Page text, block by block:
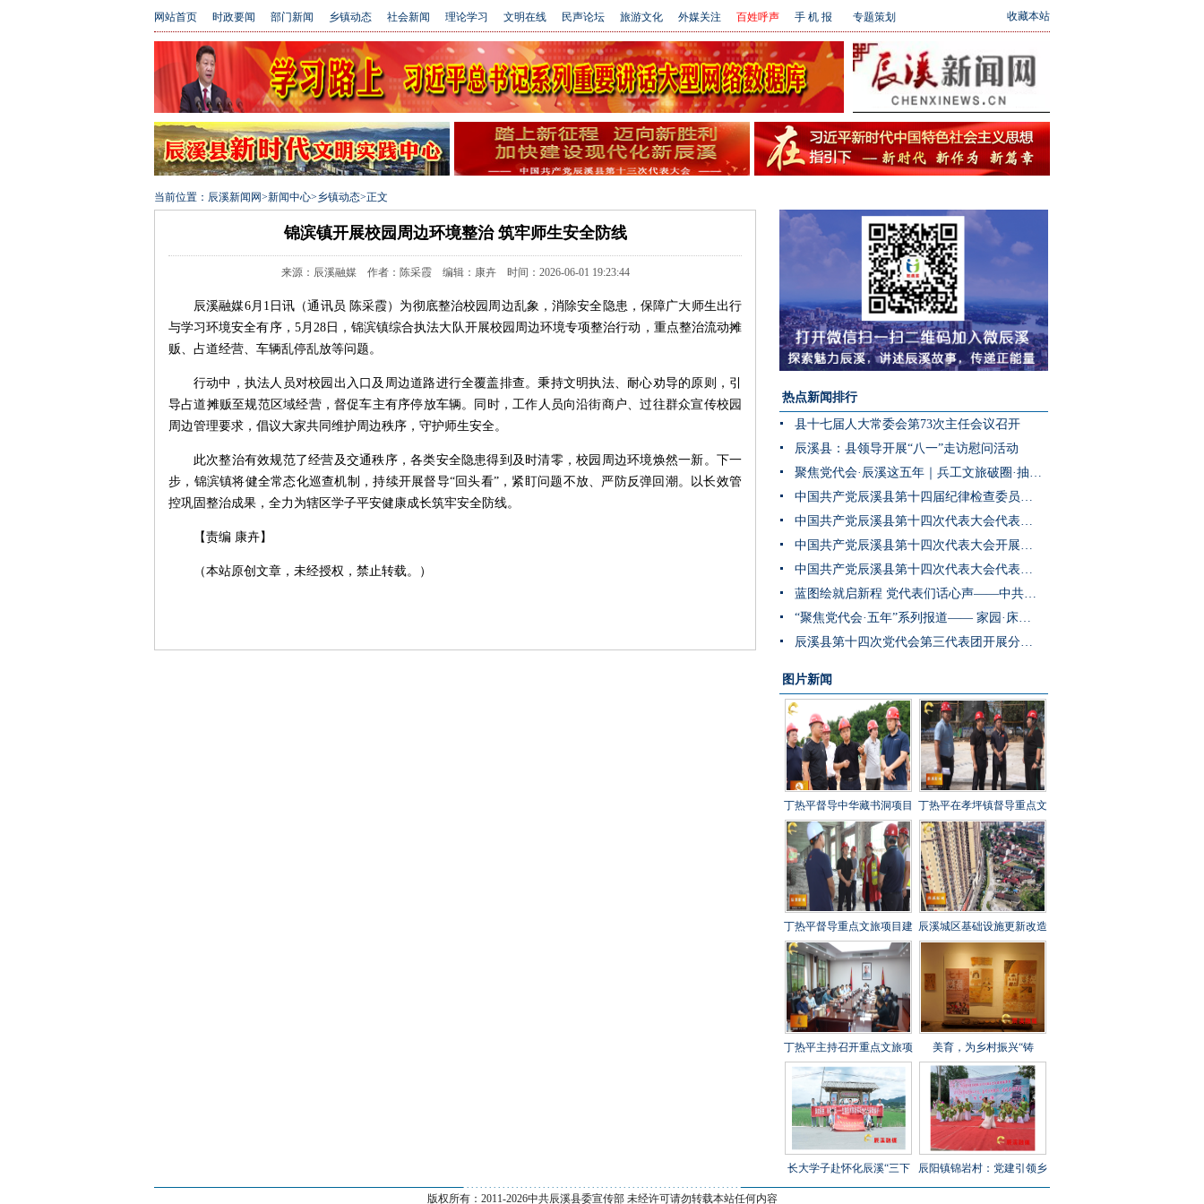
收藏本站
网站首页 时政要闻 部门新闻 乡镇动态 社会新闻 理论学习 文明在线 民声论坛 旅游文化 外媒关注 百姓呼声 手 机 报 专题策划
当前位置： 辰溪新闻网>新闻中心> 乡镇动态>正文
锦滨镇开展校园周边环境整治 筑牢师生安全防线
来源：辰溪融媒 作者：陈采霞 编辑：康卉 时间：2026-06-01 19:23:44
辰溪融媒6月1日讯（通讯员 陈采霞）为彻底整治校园周边乱象，消除安全隐患，保障广大师生出行
与学习环境安全有序，5月28日，锦滨镇综合执法大队开展校园周边环境专项整治行动，重点整治流动摊
贩、占道经营、车辆乱停乱放等问题。
行动中，执法人员对校园出入口及周边道路进行全覆盖排查。秉持文明执法、耐心劝导的原则，引
导占道摊贩至规范区域经营，督促车主有序停放车辆。同时，工作人员向沿街商户、过往群众宣传校园
周边管理要求，倡议大家共同维护周边秩序，守护师生安全。
此次整治有效规范了经营及交通秩序，各类安全隐患得到及时清零，校园周边环境焕然一新。下一
步，锦滨镇将健全常态化巡查机制，持续开展督导“回头看”，紧盯问题不放、严防反弹回潮。以长效管
控巩固整治成果，全力为辖区学子平安健康成长筑牢安全防线。
【责编 康卉】
（本站原创文章，未经授权，禁止转载。）
热点新闻排行
县十七届人大常委会第73次主任会议召开
辰溪县：县领导开展“八一”走访慰问活动
聚焦党代会·辰溪这五年｜兵工文旅破圈·抽水蓄能冲刺·园区集群成势 辰溪把产业“老底子”变为发展“新引擎”
中国共产党辰溪县第十四届纪律检查委员会第一次全体会议召开
中国共产党辰溪县第十四次代表大会代表团第四次会议开展分团预选
中国共产党辰溪县第十四次代表大会开展代表团第三次会议分团讨论
中国共产党辰溪县第十四次代表大会代表团第二次会议开展分团讨论
蓝图绘就启新程 党代表们话心声——中共辰溪县第十四次党代会代表访谈
“聚焦党代会·五年”系列报道—— 家园·床位·课桌三个坐标读懂辰溪民生温度
辰溪县第十四次党代会第三代表团开展分团讨论
图片新闻
丁热平督导中华藏书洞项目
建设工作时强调 全力攻坚
冲刺 守牢安全底线 打造经
得起检验的精品文旅项目
丁热平在孝坪镇督导重点文
旅项目建设时强调 紧盯节
点 全力冲刺 高标准高质量
高效率推进项目建设
丁热平督导重点文旅项目建
设工作时强调 以匠心打造
百年兵工文化传承新地标
辰溪城区基础设施更新改造
工程全速推进
丁热平主持召开重点文旅项
目建设调度会 全力打造“福
地怀化”文旅新秀
美育，为乡村振兴“铸
魂”——辰溪县罗子山瑶族
乡学校开展大树艺术节
长大学子赴怀化辰溪“三下 辰阳镇锦岩村：党建引领乡
--------------------------------------------------------------
版权所有：2011-2026中共辰溪县委宣传部 未经许可请勿转载本站任何内容